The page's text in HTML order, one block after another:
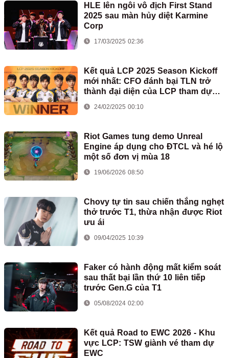
HLE lên ngôi vô địch First Stand
2025 sau màn hủy diệt Karmine
Corp
17/03/2025 02:36
Kết quả LCP 2025 Season Kickoff
mới nhất: CFO đánh bại TLN trở
thành đại diện của LCP tham dự
First Stand
24/02/2025 00:10
Riot Games tung demo Unreal
Engine áp dụng cho ĐTCL và hé lộ
một số đơn vị mùa 18
19/06/2026 08:50
Chovy tự tin sau chiến thắng nghẹt
thở trước T1, thừa nhận được Riot
ưu ái
09/04/2025 10:39
Faker có hành động mất kiểm soát
sau thất bại lần thứ 10 liên tiếp
trước Gen.G của T1
05/08/2024 02:00
Kết quả Road to EWC 2026 - Khu
vực LCP: TSW giành vé tham dự
EWC